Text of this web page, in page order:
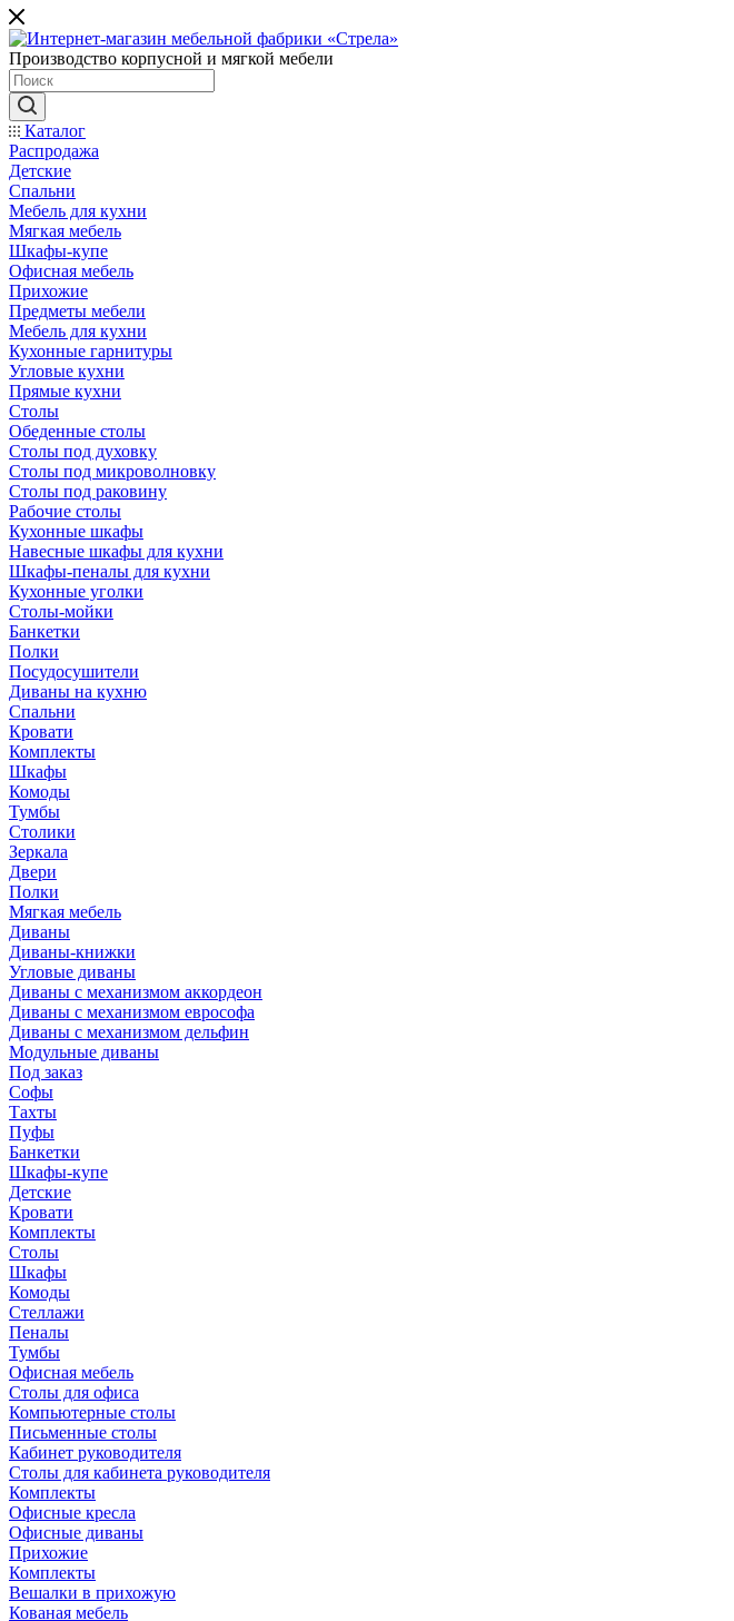
Производство корпусной и мягкой мебели
Каталог
Распродажа
Детские
Спальни
Мебель для кухни
Мягкая мебель
Шкафы-купе
Офисная мебель
Прихожие
Предметы мебели
Мебель для кухни
Кухонные гарнитуры
Угловые кухни
Прямые кухни
Столы
Обеденные столы
Столы под духовку
Столы под микроволновку
Столы под раковину
Рабочие столы
Кухонные шкафы
Навесные шкафы для кухни
Шкафы-пеналы для кухни
Кухонные уголки
Столы-мойки
Банкетки
Полки
Посудосушители
Диваны на кухню
Спальни
Кровати
Комплекты
Шкафы
Комоды
Тумбы
Столики
Зеркала
Двери
Полки
Мягкая мебель
Диваны
Диваны-книжки
Угловые диваны
Диваны с механизмом аккордеон
Диваны с механизмом еврософа
Диваны с механизмом дельфин
Модульные диваны
Под заказ
Софы
Тахты
Пуфы
Банкетки
Шкафы-купе
Детские
Кровати
Комплекты
Столы
Шкафы
Комоды
Стеллажи
Пеналы
Тумбы
Офисная мебель
Столы для офиса
Компьютерные столы
Письменные столы
Кабинет руководителя
Столы для кабинета руководителя
Комплекты
Офисные кресла
Офисные диваны
Прихожие
Комплекты
Вешалки в прихожую
Кованая мебель